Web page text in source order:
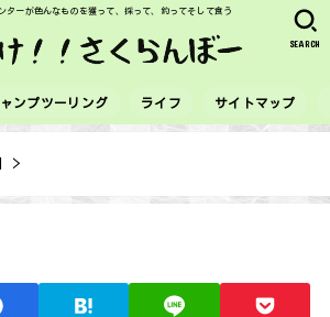
ターが色んなものを獲って、採って、釣ってそして食う
ンプツーリング ライフ サイトマップ
SEARCH